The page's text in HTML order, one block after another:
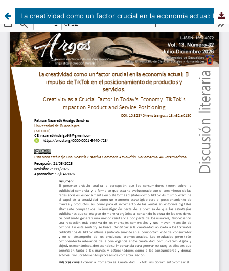
La creatividad como un factor crucial en la economía actual: El impulso de TikTok en el posicionamiento de productos y servicios.